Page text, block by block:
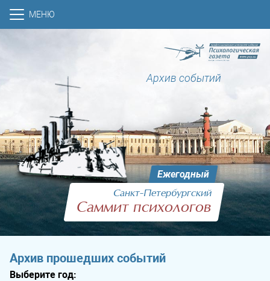
МЕНЮ
Архив событий
Ежегодный
Санкт‑Петербургский
Саммит психологов
Архив прошедших событий
Выберите год: